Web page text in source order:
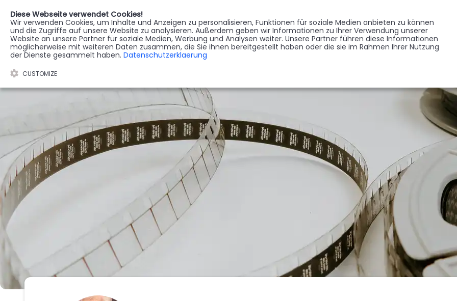
STERBEREGISTER GEDENKSEITEN
BRANCHENREGISTER
FORUM
Diese Webseite verwendet Cookies!
Wir verwenden Cookies, um Inhalte und Anzeigen zu personalisieren, Funktionen für soziale Medien anbieten zu können
und die Zugriffe auf unsere Website zu analysieren. Außerdem geben wir Informationen zu Ihrer Verwendung unserer
Website an unsere Partner für soziale Medien, Werbung und Analysen weiter. Unsere Partner führen diese Informationen
möglicherweise mit weiteren Daten zusammen, die Sie ihnen bereitgestellt haben oder die sie im Rahmen Ihrer Nutzung
der Dienste gesammelt haben. Datenschutzerklaerung
CUSTOMIZE